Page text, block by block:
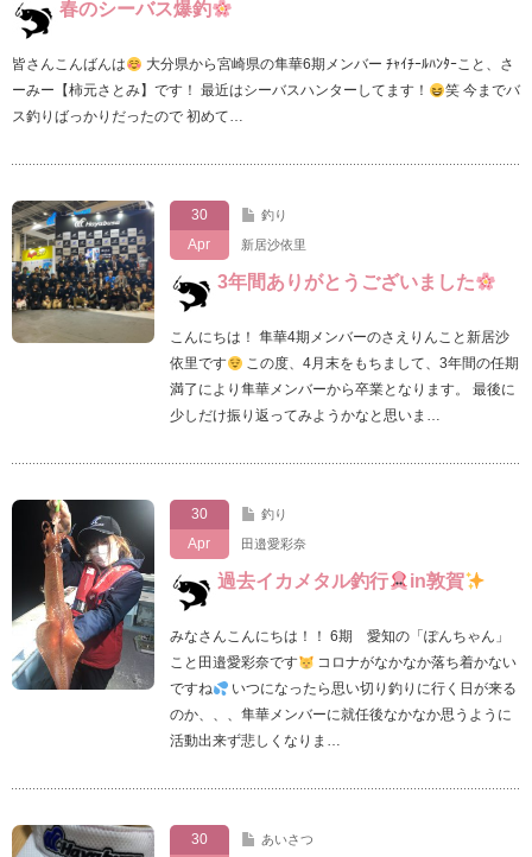
春のシーバス爆釣
皆さんこんばんは
大分県から宮崎県の隼華6期メンバー ﾁｬｲﾁｰﾙﾊﾝﾀｰこと、さ
ーみー【柿元さとみ】です！ 最近はシーバスハンターしてます！
笑 今までバ
ス釣りばっかりだったので 初めて…
30
Apr
釣り
新居沙依里
3年間ありがとうございました
こんにちは！ 隼華4期メンバーのさえりんこと新居沙
依里です
この度、4月末をもちまして、3年間の任期
満了により隼華メンバーから卒業となります。 最後に
少しだけ振り返ってみようかなと思いま…
30
Apr
釣り
田邉愛彩奈
過去イカメタル釣行 in敦賀
みなさんこんにちは！！ 6期 愛知の「ぽんちゃん」
こと田邉愛彩奈です
コロナがなかなか落ち着かない
ですね
いつになったら思い切り釣りに行く日が来る
のか、、、隼華メンバーに就任後なかなか思うように
活動出来ず悲しくなりま…
30
あいさつ